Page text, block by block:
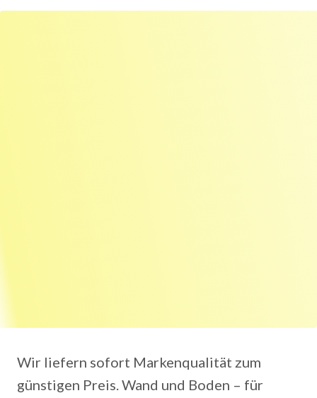
Wir liefern sofort Markenqualität zum
günstigen Preis. Wand und Boden – für